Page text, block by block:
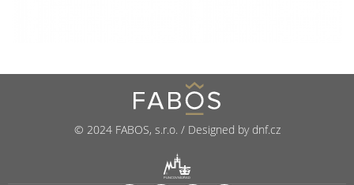
© 2024 FABOS, s.r.o. / Designed by dnf.cz
PUNCOVNÍ ÚŘAD